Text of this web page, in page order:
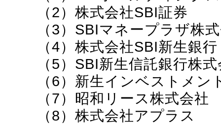
（2）株式会社SBI証券
（3）SBIマネープラザ株
（4）株式会社SBI新生銀行
（5）SBI新生信託銀行株
（6）新生インベストメ
（7）昭和リース株式会社
（8）株式会社アプラス